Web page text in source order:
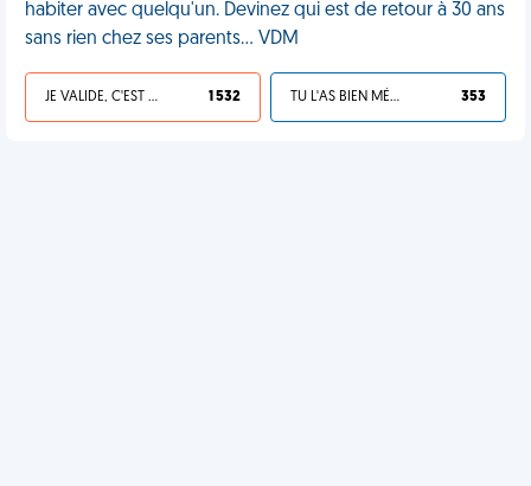
habiter avec quelqu'un. Devinez qui est de retour à 30 ans
sans rien chez ses parents… VDM
JE VALIDE, C'EST UNE VDM 1 532 TU L'AS BIEN MÉRITÉ 353